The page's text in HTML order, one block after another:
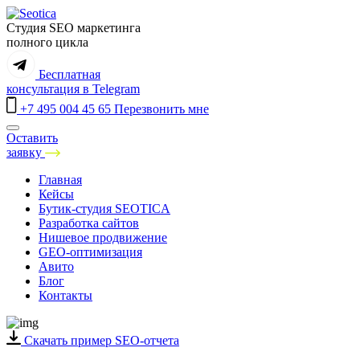
Студия SEO маркетинга
полного цикла
Бесплатная
консультация в Telegram
+7 495 004 45 65 Перезвонить мне
Оставить
заявку
Санкт-Петербург
Москва
Краснодар
Екатеринбург
Нижний Новгород
Самара
Новосибирск
Казань
Ростов-на-Дону
Воронеж
Уфа
Главная
Кейсы
Бутик-студия SEOTICA
Разработка сайтов
Нишевое продвижение
GEO-оптимизация
Авито
Блог
Контакты
Скачать пример SEO-отчета